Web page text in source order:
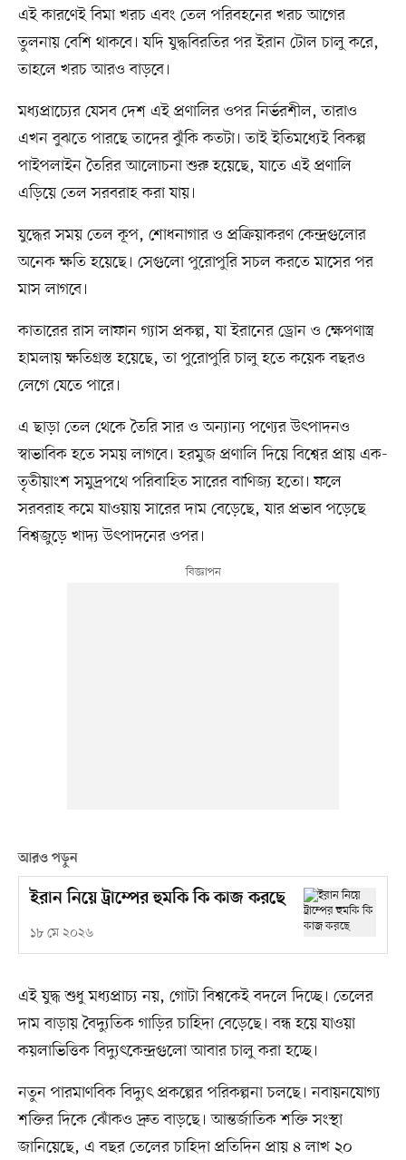
এই কারণেই বিমা খরচ এবং তেল পরিবহনের খরচ আগের
তুলনায় বেশি থাকবে। যদি যুদ্ধবিরতির পর ইরান টোল চালু করে,
তাহলে খরচ আরও বাড়বে।
মধ্যপ্রাচ্যের যেসব দেশ এই প্রণালির ওপর নির্ভরশীল, তারাও
এখন বুঝতে পারছে তাদের ঝুঁকি কতটা। তাই ইতিমধ্যেই বিকল্প
পাইপলাইন তৈরির আলোচনা শুরু হয়েছে, যাতে এই প্রণালি
এড়িয়ে তেল সরবরাহ করা যায়।
যুদ্ধের সময় তেল কূপ, শোধনাগার ও প্রক্রিয়াকরণ কেন্দ্রগুলোর
অনেক ক্ষতি হয়েছে। সেগুলো পুরোপুরি সচল করতে মাসের পর
মাস লাগবে।
কাতারের রাস লাফান গ্যাস প্রকল্প, যা ইরানের ড্রোন ও ক্ষেপণাস্ত্র
হামলায় ক্ষতিগ্রস্ত হয়েছে, তা পুরোপুরি চালু হতে কয়েক বছরও
লেগে যেতে পারে।
এ ছাড়া তেল থেকে তৈরি সার ও অন্যান্য পণ্যের উৎপাদনও
স্বাভাবিক হতে সময় লাগবে। হরমুজ প্রণালি দিয়ে বিশ্বের প্রায় এক-
তৃতীয়াংশ সমুদ্রপথে পরিবাহিত সারের বাণিজ্য হতো। ফলে
সরবরাহ কমে যাওয়ায় সারের দাম বেড়েছে, যার প্রভাব পড়েছে
বিশ্বজুড়ে খাদ্য উৎপাদনের ওপর।
আরও পড়ুন
ইরান নিয়ে ট্রাম্পের হুমকি কি কাজ করছে
১৮ মে ২০২৬
এই যুদ্ধ শুধু মধ্যপ্রাচ্য নয়, গোটা বিশ্বকেই বদলে দিচ্ছে। তেলের
দাম বাড়ায় বৈদ্যুতিক গাড়ির চাহিদা বেড়েছে। বন্ধ হয়ে যাওয়া
কয়লাভিত্তিক বিদ্যুৎকেন্দ্রগুলো আবার চালু করা হচ্ছে।
নতুন পারমাণবিক বিদ্যুৎ প্রকল্পের পরিকল্পনা চলছে। নবায়নযোগ্য
শক্তির দিকে ঝোঁকও দ্রুত বাড়ছে। আন্তর্জাতিক শক্তি সংস্থা
জানিয়েছে, এ বছর তেলের চাহিদা প্রতিদিন প্রায় ৪ লাখ ২০